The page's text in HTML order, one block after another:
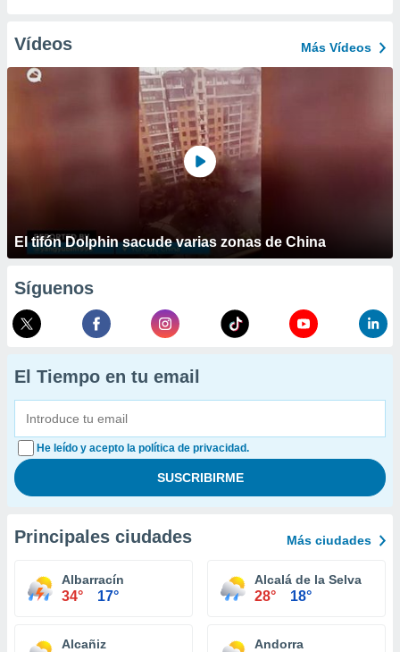
Vídeos Más Vídeos
El tifón Dolphin sacude varias zonas de China
Síguenos
El Tiempo en tu email
He leído y acepto la política de privacidad.
Principales ciudades Más ciudades
Albarracín
34° 17°
Alcalá de la Selva
28° 18°
Alcañiz Andorra